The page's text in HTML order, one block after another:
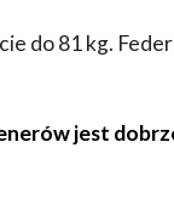
do 81 kg.
jest